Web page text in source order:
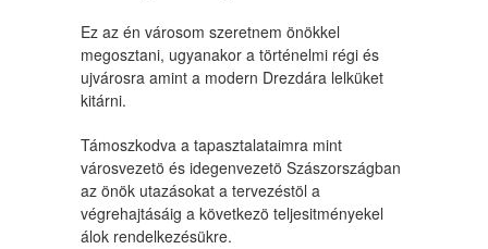
Ez az én városom szeretnem önökkel
megosztani, ugyanakor a történelmi régi és
ujvárosra amint a modern Drezdára lelküket
kitárni.
Támoszkodva a tapasztalataimra mint
városvezetö és idegenvezetö Szászországban
az önök utazásokat a tervezéstöl a
végrehajtásáig a következö teljesitményekel
álok rendelkezésükre.